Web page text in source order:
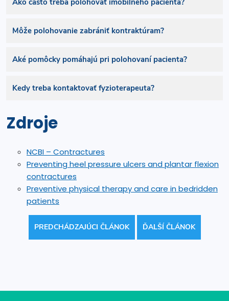
Ako často treba polohovať imobilného pacienta?
každé 2 až 4 hodiny. Frekvencia závisí od zdravotného
Môže polohovanie zabrániť kontraktúram?
správnu polohu kĺbov, podporuje cirkuláciu krvi a
Aké pomôcky pomáhajú pri polohovaní pacienta?
role a antidekubitné matrace, ktoré pomáhajú
Kedy treba kontaktovať fyzioterapeuta?
deformácia končatiny, je vhodné vyhľadať odborníka,
ktorý nastaví vhodnú rehabilitáciu.
Zdroje
NCBI – Contractures
Preventing heel pressure ulcers and plantar flexion
contractures
Preventive physical therapy and care in bedridden
patients
PREDCHÁDZAJÚCI ČLÁNOK ĎALŠÍ ČLÁNOK